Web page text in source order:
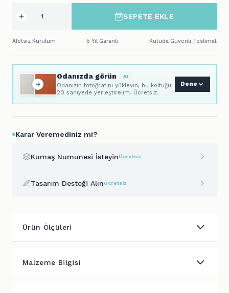
SEPETE EKLE
Aletsiz Kurulum 5 Yıl Garanti Kutuda Güvenli Teslimat
Odanızda görün AI
Odanızın fotoğrafını yükleyin, bu koltuğu
20 saniyede yerleştirelim. Ücretsiz.
Dene
Karar Veremediniz mi?
Kumaş Numunesi İsteyinÜcretsiz
Tasarım Desteği AlınÜcretsiz
Ürün Ölçüleri
Malzeme Bilgisi